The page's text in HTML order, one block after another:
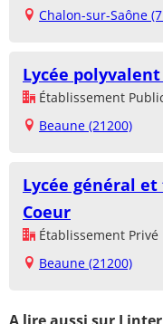
Chalon-sur-Saône
Lycée
Établissement
Beaune (21200)
Lycée général
Coeur
Établissement Privé
Beaune (21200)